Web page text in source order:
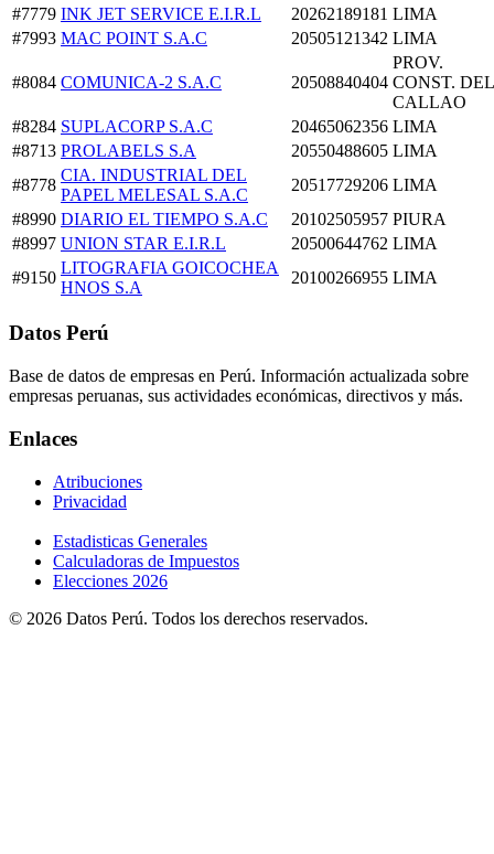
#7779 INK JET SERVICE E.I.R.L 20262189181 LIMA
#7993 MAC POINT S.A.C 20505121342 LIMA
#8084 COMUNICA-2 S.A.C 20508840404
PROV.
CONST. DEL
CALLAO
#8284 SUPLACORP S.A.C 20465062356 LIMA
#8713 PROLABELS S.A 20550488605 LIMA
#8778
CIA. INDUSTRIAL DEL
PAPEL MELESAL S.A.C
20517729206 LIMA
#8990 DIARIO EL TIEMPO S.A.C 20102505957 PIURA
#8997 UNION STAR E.I.R.L 20500644762 LIMA
#9150
LITOGRAFIA GOICOCHEA
HNOS S.A
20100266955 LIMA
Datos Perú
Base de datos de empresas en Perú. Información actualizada sobre
empresas peruanas, sus actividades económicas, directivos y más.
Enlaces
Atribuciones
Privacidad
Estadisticas Generales
Calculadoras de Impuestos
Elecciones 2026
© 2026 Datos Perú. Todos los derechos reservados.